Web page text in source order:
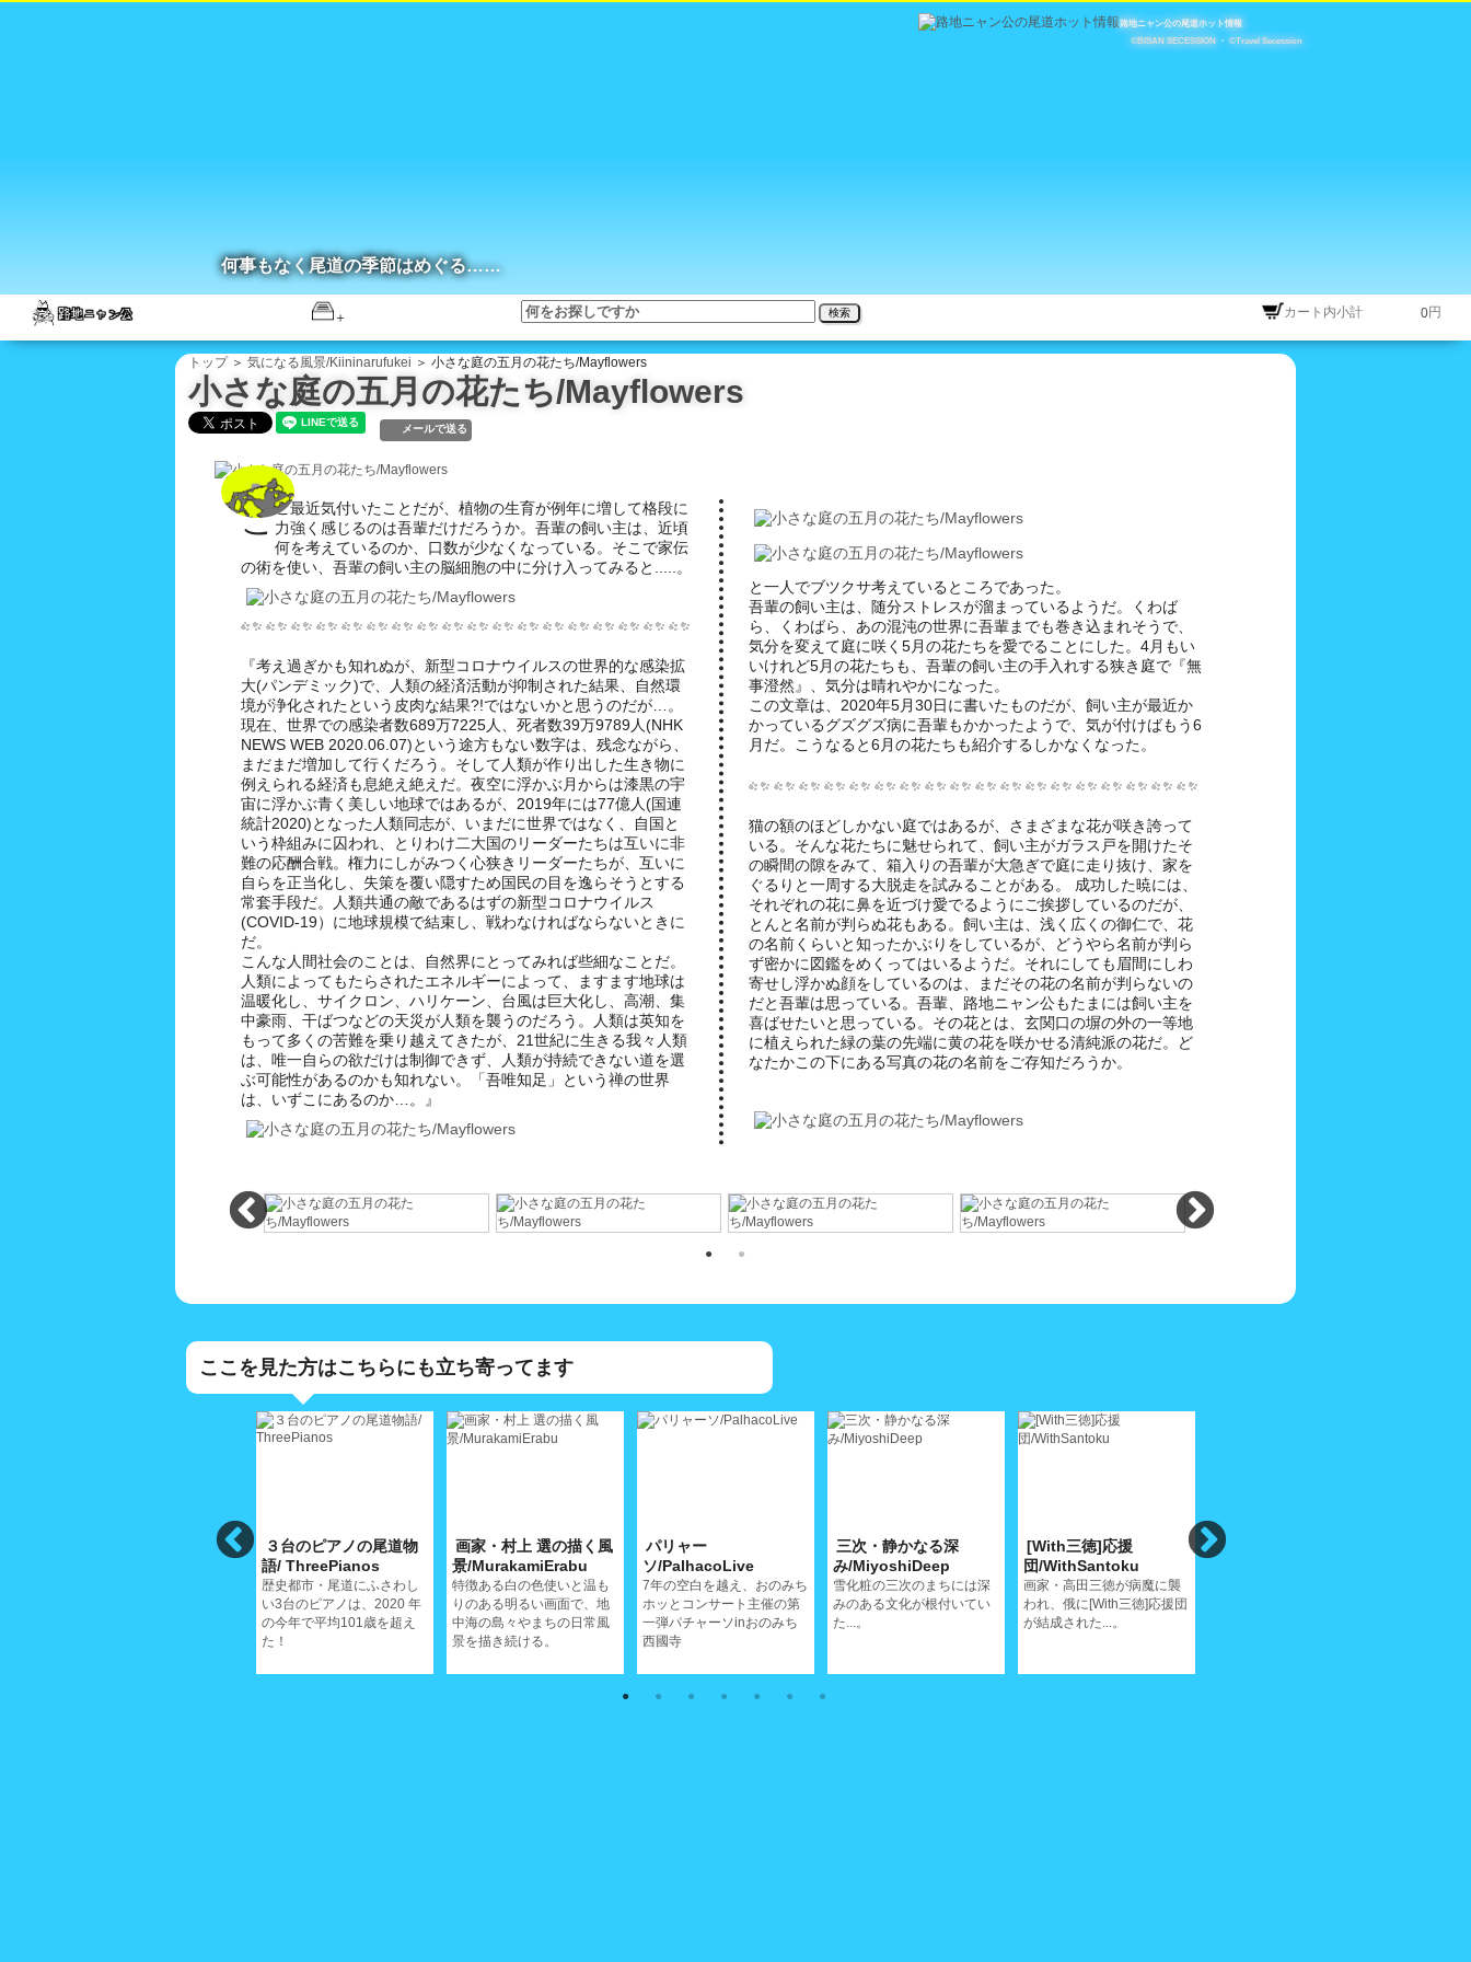
路地ニャン公の尾道ホット情報
©BISAN SECESSION
・ ©Travel Secession
検索 カート内小計 円
何事もなく尾道の季節はめぐる……
トップ＞ 気になる風景/Kiininarufukei ＞ 小さな庭の五月の花たち/Mayflowers
小さな庭の五月の花たち/Mayflowers
メールで送る
ここ最近気付いたことだが、植物の生育が例年に増して格段に
力強く感じるのは吾輩だけだろうか。吾輩の飼い主は、近頃
何を考えているのか、口数が少なくなっている。そこで家伝
の術を使い、吾輩の飼い主の脳細胞の中に分け入ってみると.....。
『考え過ぎかも知れぬが、新型コロナウイルスの世界的な感染拡
大(パンデミック)で、人類の経済活動が抑制された結果、自然環
境が浄化されたという皮肉な結果?!ではないかと思うのだが…。
現在、世界での感染者数689万7225人、死者数39万9789人(NHK
NEWS WEB 2020.06.07)という途方もない数字は、残念ながら、
まだまだ増加して行くだろう。そして人類が作り出した生き物に
例えられる経済も息絶え絶えだ。夜空に浮かぶ月からは漆黒の宇
宙に浮かぶ青く美しい地球ではあるが、2019年には77億人(国連
統計2020)となった人類同志が、いまだに世界ではなく、自国と
いう枠組みに囚われ、とりわけ二大国のリーダーたちは互いに非
難の応酬合戦。権力にしがみつく心狭きリーダーたちが、互いに
自らを正当化し、失策を覆い隠すため国民の目を逸らそうとする
常套手段だ。人類共通の敵であるはずの新型コロナウイルス
(COVID-19）に地球規模で結束し、戦わなければならないときに
だ。
こんな人間社会のことは、自然界にとってみれば些細なことだ。
人類によってもたらされたエネルギーによって、ますます地球は
温暖化し、サイクロン、ハリケーン、台風は巨大化し、高潮、集
中豪雨、干ばつなどの天災が人類を襲うのだろう。人類は英知を
もって多くの苦難を乗り越えてきたが、21世紀に生きる我々人類
は、唯一自らの欲だけは制御できず、人類が持続できない道を選
ぶ可能性があるのかも知れない。「吾唯知足」という禅の世界
は、いずこにあるのか…。』
と一人でブツクサ考えているところであった。
吾輩の飼い主は、随分ストレスが溜まっているようだ。くわば
ら、くわばら、あの混沌の世界に吾輩までも巻き込まれそうで、
気分を変えて庭に咲く5月の花たちを愛でることにした。4月もい
いけれど5月の花たちも、吾輩の飼い主の手入れする狭き庭で『無
事澄然』、気分は晴れやかになった。
この文章は、2020年5月30日に書いたものだが、飼い主が最近か
かっているグズグズ病に吾輩もかかったようで、気が付けばもう6
月だ。こうなると6月の花たちも紹介するしかなくなった。
猫の額のほどしかない庭ではあるが、さまざまな花が咲き誇って
いる。そんな花たちに魅せられて、飼い主がガラス戸を開けたそ
の瞬間の隙をみて、箱入りの吾輩が大急ぎで庭に走り抜け、家を
ぐるりと一周する大脱走を試みることがある。 成功した暁には、
それぞれの花に鼻を近づけ愛でるようにご挨拶しているのだが、
とんと名前が判らぬ花もある。飼い主は、浅く広くの御仁で、花
の名前くらいと知ったかぶりをしているが、どうやら名前が判ら
ず密かに図鑑をめくってはいるようだ。それにしても眉間にしわ
寄せし浮かぬ顔をしているのは、まだその花の名前が判らないの
だと吾輩は思っている。吾輩、路地ニャン公もたまには飼い主を
喜ばせたいと思っている。その花とは、玄関口の塀の外の一等地
に植えられた緑の葉の先端に黄の花を咲かせる清純派の花だ。ど
なたかこの下にある写真の花の名前をご存知だろうか。
ここを見た方はこちらにも立ち寄ってます
西郷寺/SaigojiTemple
３台のピアノの尾道物
語/ ThreePianos
歴史都市・尾道にふさわし
い3台のピアノは、2020 年
の今年で平均101歳を超え
た！
画家・村上 選の描く風
景/MurakamiErabu
特徴ある白の色使いと温も
りのある明るい画面で、地
中海の島々やまちの日常風
景を描き続ける。
パリャー
ソ/PalhacoLive
7年の空白を越え、おのみち
ホッとコンサート主催の第
一弾パチャーソinおのみち
西國寺
三次・静かなる深
み/MiyoshiDeep
雪化粧の三次のまちには深
みのある文化が根付いてい
た...。
[With三徳]応援
団/WithSantoku
画家・高田三徳が病魔に襲
われ、俄に[With三徳]応援団
が結成された...。
イリーナメジューエワ